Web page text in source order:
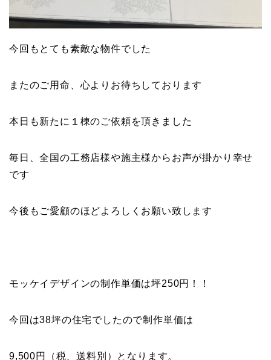
今回もとても素敵な物件でした
またのご用命、心よりお待ちしております
本日も新たに１棟のご依頼を頂きました
毎日、全国の工務店様や施主様からお声が掛かり幸せ
です
今後もご愛顧のほどよろしくお願い致します
モッケイデザインの制作単価は坪250円！！
今回は38坪の住宅でしたので制作単価は
9,500円（税、送料別）となります。